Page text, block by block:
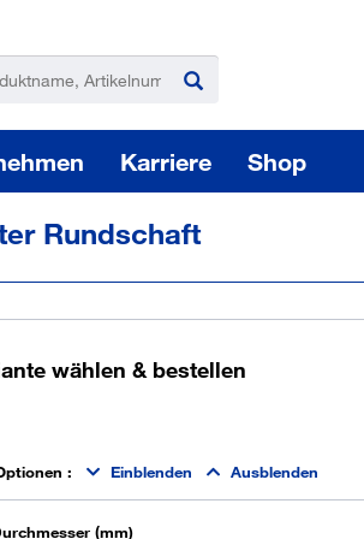
Karriere Shop
Rundschaft
wählen & bestellen
: Einblenden Ausblenden
(mm)